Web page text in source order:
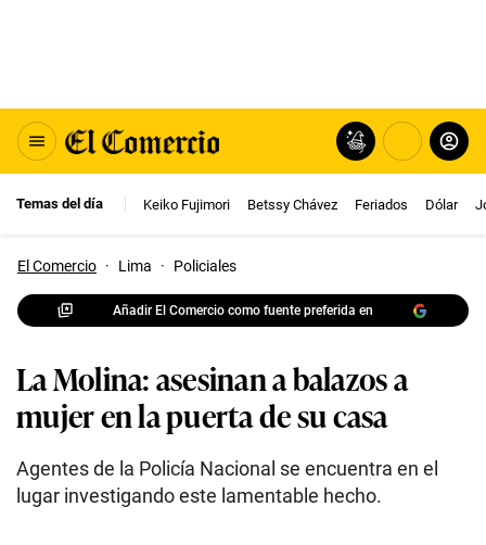
Temas del día Keiko Fujimori Betssy Chávez Feriados Dólar
El Comercio · Lima · Policiales
Añadir El Comercio como fuente preferida en
La Molina: asesinan a balazos a
mujer en la puerta de su casa
Agentes de la Policía Nacional se encuentra en el
lugar investigando este lamentable hecho.